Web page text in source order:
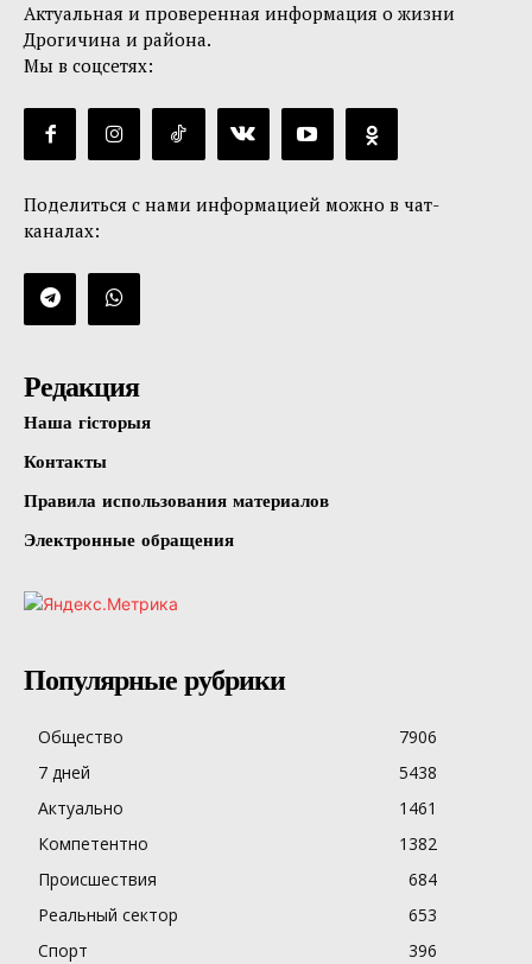
Актуальная и проверенная информация о жизни
Дрогичина и района.
Мы в соцсетях:
Поделиться с нами информацией можно в чат-
каналах:
Редакция
Наша гісторыя
Контакты
Правила использования материалов
Электронные обращения
Популярные рубрики
Общество
7906
7 дней
5438
Актуально
1461
Компетентно
1382
Происшествия
684
Реальный сектор
653
Спорт
396